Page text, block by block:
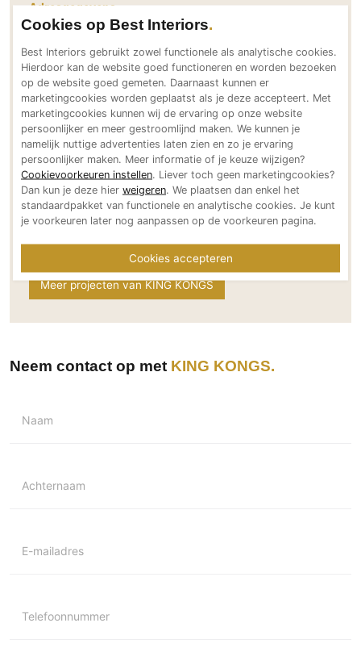
PVC vloeren
Houten vloeren
Natuursteen en keramiek vloeren
Vloerkleden
Afwerking
Wandafwerking
Beton Ciré
Behang / Wandtextiel
Natuursteen en keramiek
Schilderwerk
Thuisbioscoop
Overig
Adresgegevens
Hertogstraat 29
5611PA Eindhoven
NL
Bereikbaar via
+31 (0) 40 8433 633
info@kingkongs.com
kingkongs.com
Social media
Meer over KING KONGS
Meer projecten van KING KONGS
Neem contact op met KING KONGS
Naam
Achternaam
E-mailadres
Telefoonnummer
Cookies op Best Interiors
Best Interiors gebruikt zowel functionele als analytische cookies.
Hierdoor kan de website goed functioneren en worden bezoeken
op de website goed gemeten. Daarnaast kunnen er
marketingcookies worden geplaatst als je deze accepteert. Met
marketingcookies kunnen wij de ervaring op onze website
persoonlijker en meer gestroomlijnd maken. We kunnen je
namelijk nuttige advertenties laten zien en zo je ervaring
persoonlijker maken. Meer informatie of je keuze wijzigen?
Cookievoorkeuren instellen. Liever toch geen marketingcookies?
Dan kun je deze hier weigeren. We plaatsen dan enkel het
standaardpakket van functionele en analytische cookies. Je kunt
je voorkeuren later nog aanpassen op de voorkeuren pagina.
Cookies accepteren